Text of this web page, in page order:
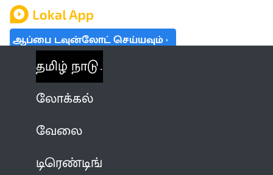
ஆப்பை டவுன்லோட் செய்யவும்
தமிழ் நாடு
லோக்கல்
வேலை
டிரெண்டிங்